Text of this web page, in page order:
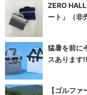
ZERO
ート」（非
猛暑を前に
スあります!!
【ゴルフ